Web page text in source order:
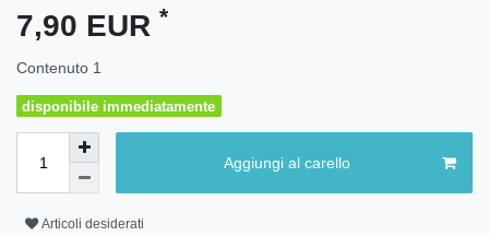
7,90 EUR *
Contenuto 1
disponibile immediatamente
Aggiungi al carello
Articoli desiderati